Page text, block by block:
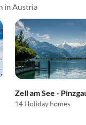
in Austria
Zell am See -
14 Holiday homes